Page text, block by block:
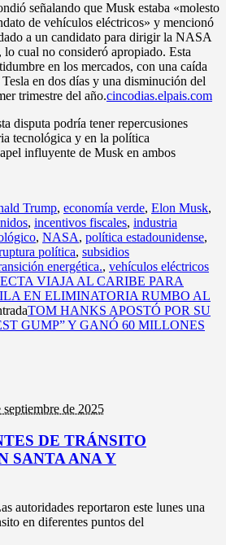
señalando que Musk estaba «molesto
de vehículos eléctricos» y mencionó
a un candidato para dirigir la NASA
lo cual no consideró apropiado. Esta
en los mercados, con una caída
en dos días y una disminución del
trimestre del año.cincodias.elpais.com
disputa podría tener repercusiones
tecnológica y en la política
influyente de Musk en ambos
Trump, economía verde, Elon Musk,
, incentivos fiscales, industria
, NASA, política estadounidense,
política, subsidios
energética., vehículos eléctricos
VIAJA AL CARIBE PARA
EN ELIMINATORIA RUMBO AL
TOM HANKS APOSTÓ POR SU
GUMP” Y GANÓ 60 MILLONES
septiembre de 2025
DE TRÁNSITO
SANTA ANA Y
autoridades reportaron este lunes una
en diferentes puntos del